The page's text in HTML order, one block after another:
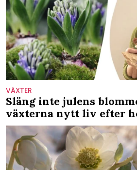
VÄXTER
Släng inte julens
växterna nytt liv efter